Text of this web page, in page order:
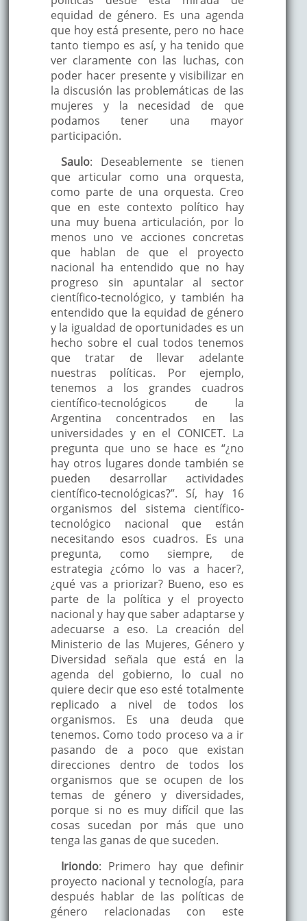
equidad de género. Es una agenda
que hoy está presente, pero no hace
tanto tiempo es así, y ha tenido que
ver claramente con las luchas, con
poder hacer presente y visibilizar en
la discusión las problemáticas de las
mujeres y la necesidad de que
podamos tener una mayor
participación.
Saulo: Deseablemente se tienen
que articular como una orquesta,
como parte de una orquesta. Creo
que en este contexto político hay
una muy buena articulación, por lo
menos uno ve acciones concretas
que hablan de que el proyecto
nacional ha entendido que no hay
progreso sin apuntalar al sector
científico-tecnológico, y también ha
entendido que la equidad de género
y la igualdad de oportunidades es un
hecho sobre el cual todos tenemos
que tratar de llevar adelante
nuestras políticas. Por ejemplo,
tenemos a los grandes cuadros
científico-tecnológicos de la
Argentina concentrados en las
universidades y en el CONICET. La
pregunta que uno se hace es “¿no
hay otros lugares donde también se
pueden desarrollar actividades
científico-tecnológicas?”. Sí, hay 16
organismos del sistema científico-
tecnológico nacional que están
necesitando esos cuadros. Es una
pregunta, como siempre, de
estrategia ¿cómo lo vas a hacer?,
¿qué vas a priorizar? Bueno, eso es
parte de la política y el proyecto
nacional y hay que saber adaptarse y
adecuarse a eso. La creación del
Ministerio de las Mujeres, Género y
Diversidad señala que está en la
agenda del gobierno, lo cual no
quiere decir que eso esté totalmente
replicado a nivel de todos los
organismos. Es una deuda que
tenemos. Como todo proceso va a ir
pasando de a poco que existan
direcciones dentro de todos los
organismos que se ocupen de los
temas de género y diversidades,
porque si no es muy difícil que las
cosas sucedan por más que uno
tenga las ganas de que suceden.
Iriondo: Primero hay que definir
proyecto nacional y tecnología, para
después hablar de las políticas de
género relacionadas con este